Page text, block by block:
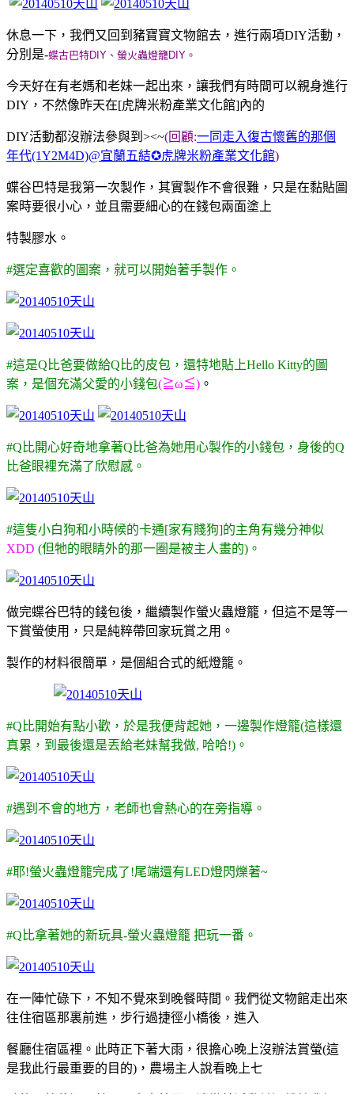
休息一下，我們又回到豬寶寶文物館去，進行兩項DIY活動，
分別是-蝶古巴特DIY、螢火蟲燈籠DIY。
今天好在有老媽和老妹一起出來，讓我們有時間可以親身進行
DIY，不然像昨天在[虎牌米粉產業文化館]內的
DIY活動都沒辦法參與到><~(回顧:一同走入復古懷舊的那個
年代(1Y2M4D)@宜蘭五結✪虎牌米粉產業文化館)
蝶谷巴特是我第一次製作，其實製作不會很難，只是在黏貼圖
案時要很小心，並且需要細心的在錢包兩面塗上
特製膠水。
#選定喜歡的圖案，就可以開始著手製作。
#這是Q比爸要做給Q比的皮包，還特地貼上Hello Kitty的圖
案，是個充滿父愛的小錢包(≧ω≦) 。
#Q比開心好奇地拿著Q比爸為她用心製作的小錢包，身後的Q
比爸眼裡充滿了欣慰感。
#這隻小白狗和小時候的卡通[家有賤狗]的主角有幾分神似
XDD (但牠的眼睛外的那一圈是被主人畫的)。
做完蝶谷巴特的錢包後，繼續製作螢火蟲燈籠，但這不是等一
下賞螢使用，只是純粹帶回家玩賞之用。
製作的材料很簡單，是個組合式的紙燈籠。
#Q比開始有點小歡，於是我便背起她，一邊製作燈籠(這樣還
真累，到最後還是丟給老妹幫我做, 哈哈!)。
#遇到不會的地方，老師也會熱心的在旁指導。
#耶!螢火蟲燈籠完成了!尾端還有LED燈閃爍著~
#Q比拿著她的新玩具-螢火蟲燈籠 把玩一番。
在一陣忙碌下，不知不覺來到晚餐時間。我們從文物館走出來
往住宿區那裏前進，步行過捷徑小橋後，進入
餐廳住宿區裡。此時正下著大雨，很擔心晚上沒辦法賞螢(這
是我此行最重要的目的)，農場主人說看晚上七